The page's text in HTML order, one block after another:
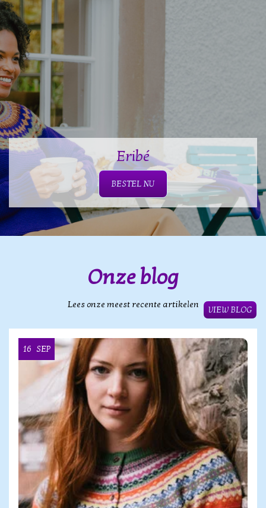
Eribé
BESTEL NU
Onze blog
Lees onze meest recente artikelen
VIEW BLOG
16 SEP